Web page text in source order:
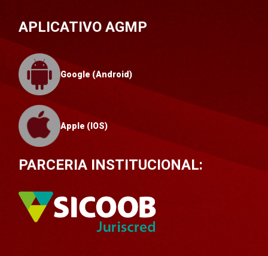
APLICATIVO AGMP
Google (Android)
Apple (IOS)
PARCERIA INSTITUCIONAL: